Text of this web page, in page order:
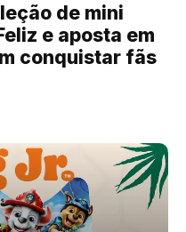
de mini
e aposta em
conquistar fãs